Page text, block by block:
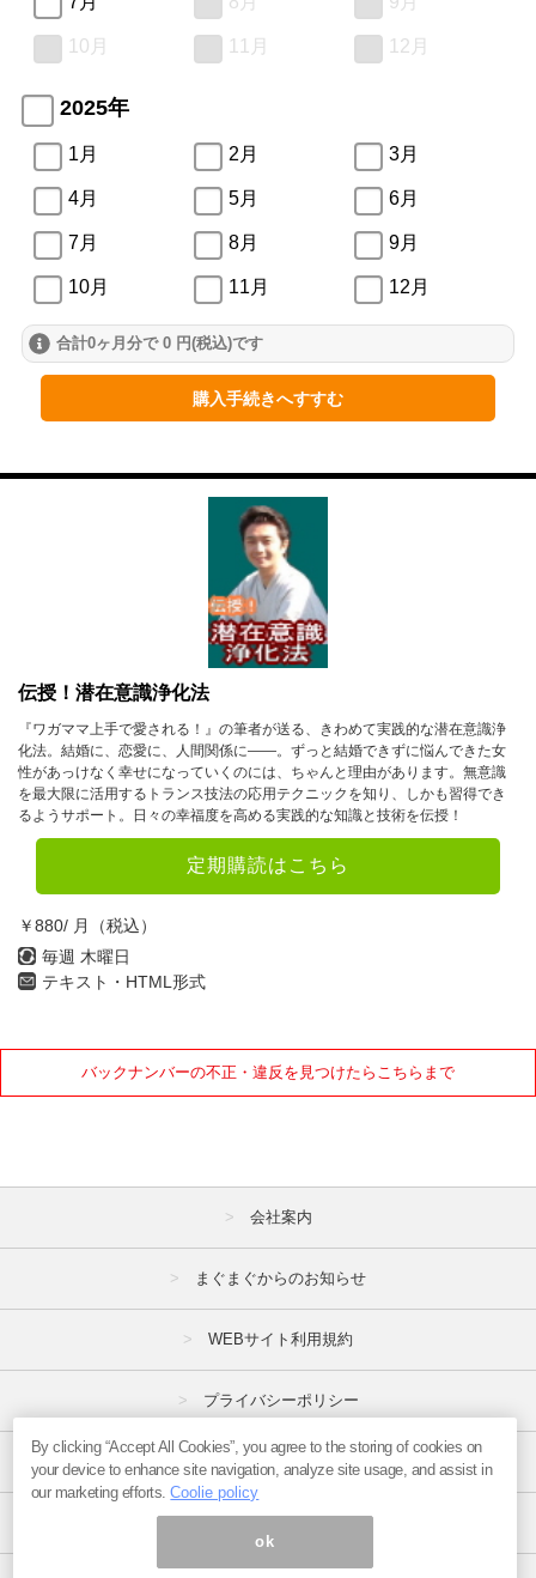
伝授！潜在意識浄化法
『ワガママ上手で愛される！』の筆者が送る、きわめて実践的な潜在意識浄
化法。結婚に、恋愛に、人間関係に――。ずっと結婚できずに悩んできた女
性があっけなく幸せになっていくのには、ちゃんと理由があります。無意識
を最大限に活用するトランス技法の応用テクニックを知り、しかも習得でき
るようサポート。日々の幸福度を高める実践的な知識と技術を伝授！
定期購読はこちら
￥880/ 月（税込）
毎週 木曜日
テキスト・HTML形式
バックナンバーの不正・違反を見つけたらこちらまで
10月 11月 12月
2025年
1月 2月 3月
4月 5月 6月
7月 8月 9月
10月 11月 12月
2024年
2月
7月 8月 9月
11月
2月
4月
7月 8月 9月
10月 11月 12月
2022年
2月
4月
7月
2021年
8月
10月 11月 12月
2020年
5月
7月 8月 9月
10月 11月
合計0ヶ月分で 0 円(税込)です
購入手続きへすすむ
会社案内
まぐまぐからのお知らせ
WEBサイト利用規約
プライバシーポリシー
特定商取引法
By clicking “Accept All Cookies”, you agree to the storing of cookies on
your device to enhance site navigation, analyze site usage, and assist in
our marketing efforts.Coolie policy
ok